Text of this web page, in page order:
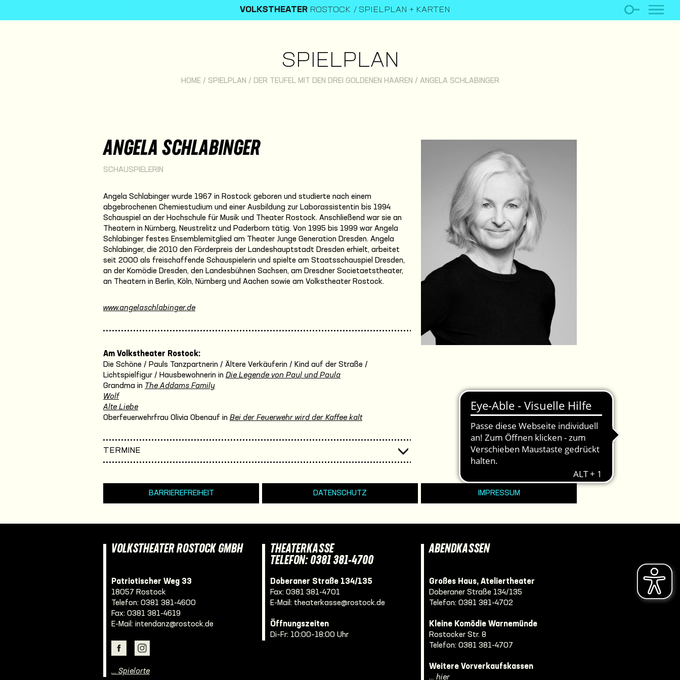
VOLKSTHEATER ROSTOCK SPIELPLAN + KARTEN
SPIELPLAN
HOME/ SPIELPLAN / DER TEUFEL MIT DEN DREI GOLDENEN HAAREN / ANGELA SCHLABINGER
ANGELA SCHLABINGER
SCHAUSPIELERIN
Angela Schlabinger wurde 1967 in Rostock geboren und studierte nach einem
abgebrochenen Chemiestudium und einer Ausbildung zur Laborassistentin bis 1994
Schauspiel an der Hochschule für Musik und Theater Rostock. Anschließend war sie an
Theatern in Nürnberg, Neustrelitz und Paderborn tätig. Von 1995 bis 1999 war Angela
Schlabinger festes Ensemblemitglied am Theater Junge Generation Dresden. Angela
Schlabinger, die 2010 den Förderpreis der Landeshauptstadt Dresden erhielt, arbeitet
seit 2000 als freischaffende Schauspielerin und spielte am Staatsschauspiel Dresden,
an der Komödie Dresden, den Landesbühnen Sachsen, am Dresdner Societaetstheater,
an Theatern in Berlin, Köln, Nürnberg und Aachen sowie am Volkstheater Rostock.
www.angelaschlabinger.de
Am Volkstheater Rostock:
Die Schöne / Pauls Tanzpartnerin / Ältere Verkäuferin / Kind auf der Straße /
Lichtspielfigur / Hausbewohnerin in Die Legende von Paul und Paula
Grandma in The Addams Family
Wolf
Alte Liebe
Oberfeuerwehrfrau Olivia Obenauf in Bei der Feuerwehr wird der Kaffee kalt
TERMINE
BARRIEREFREIHEIT DATENSCHUTZ IMPRESSUM
VOLKSTHEATER ROSTOCK GMBH
Patriotischer Weg 33
18057 Rostock
Telefon: 0381 381-4600
Fax: 0381 381-4619
E-Mail: intendanz@rostock.de
… Spielorte
THEATERKASSE
TELEFON: 0381 381-4700
Doberaner Straße 134/135
Fax: 0381 381-4701
E-Mail: theaterkasse@rostock.de
Öffnungszeiten
Di–Fr: 10:00–18:00 Uhr
ABENDKASSEN
Großes Haus, Ateliertheater
Doberaner Straße 134/135
Telefon: 0381 381-4702
Kleine Komödie Warnemünde
Rostocker Str. 8
Telefon: 0381 381-4707
Weitere Vorverkaufskassen
… hier